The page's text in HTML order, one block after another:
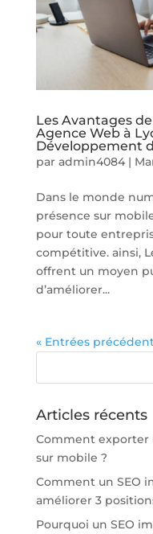
Les Avantages
Agence Web à
Développement
par admin4084|
Dans le monde
présence sur
pour toute
compétitive. ainsi,
offrent un moyen
d’améliorer...
« Entrées
Articles récents
Comment exporter
sur mobile ?
Comment un SEO
améliorer 3
Pourquoi un SEO